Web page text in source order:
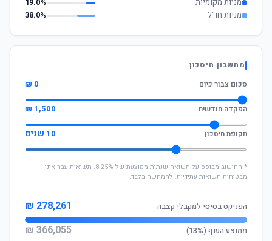
מניות מקומיות
19.0%
מניות חו"ל
38.0%
מחשבון חיסכון
סכום צבור כיום
0 ₪
הפקדה חודשית 1,500 ₪
תקופת חיסכון 10 שנים
* החישוב מבוסס על תשואה שנתית ממוצעת של 8.25%. תשואות עבר אינן
מבטיחות תשואות עתידיות. להמחשה בלבד.
הפניקס בסיסי למקבלי קצבה 278,261 ₪
ממוצע הענף (13%) 366,055 ₪